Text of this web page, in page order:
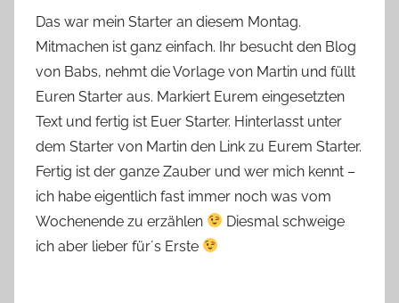
Das war mein Starter an diesem Montag.
Mitmachen ist ganz einfach. Ihr besucht den Blog
von Babs, nehmt die Vorlage von Martin und füllt
Euren Starter aus. Markiert Eurem eingesetzten
Text und fertig ist Euer Starter. Hinterlasst unter
dem Starter von Martin den Link zu Eurem Starter.
Fertig ist der ganze Zauber und wer mich kennt –
ich habe eigentlich fast immer noch was vom
Wochenende zu erzählen
Diesmal schweige
ich aber lieber für´s Erste